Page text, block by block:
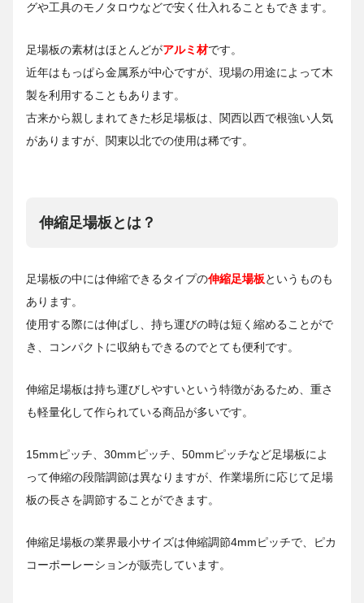
グや工具のモノタロウなどで安く仕入れることもできます。
足場板の素材はほとんどがアルミ材です。
近年はもっぱら金属系が中心ですが、現場の用途によって木
製を利用することもあります。
古来から親しまれてきた杉足場板は、関西以西で根強い人気
がありますが、関東以北での使用は稀です。
伸縮足場板とは？
足場板の中には伸縮できるタイプの伸縮足場板というものも
あります。
使用する際には伸ばし、持ち運びの時は短く縮めることがで
き、コンパクトに収納もできるのでとても便利です。
伸縮足場板は持ち運びしやすいという特徴があるため、重さ
も軽量化して作られている商品が多いです。
15mmピッチ、30mmピッチ、50mmピッチなど足場板によ
って伸縮の段階調節は異なりますが、作業場所に応じて足場
板の長さを調節することができます。
伸縮足場板の業界最小サイズは伸縮調節4mmピッチで、ピカ
コーポーレーションが販売しています。